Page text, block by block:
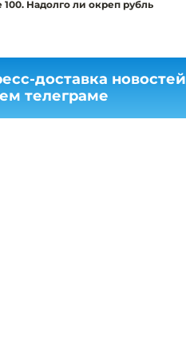
Надолго ли окреп рубль
доставка новостей
телеграме